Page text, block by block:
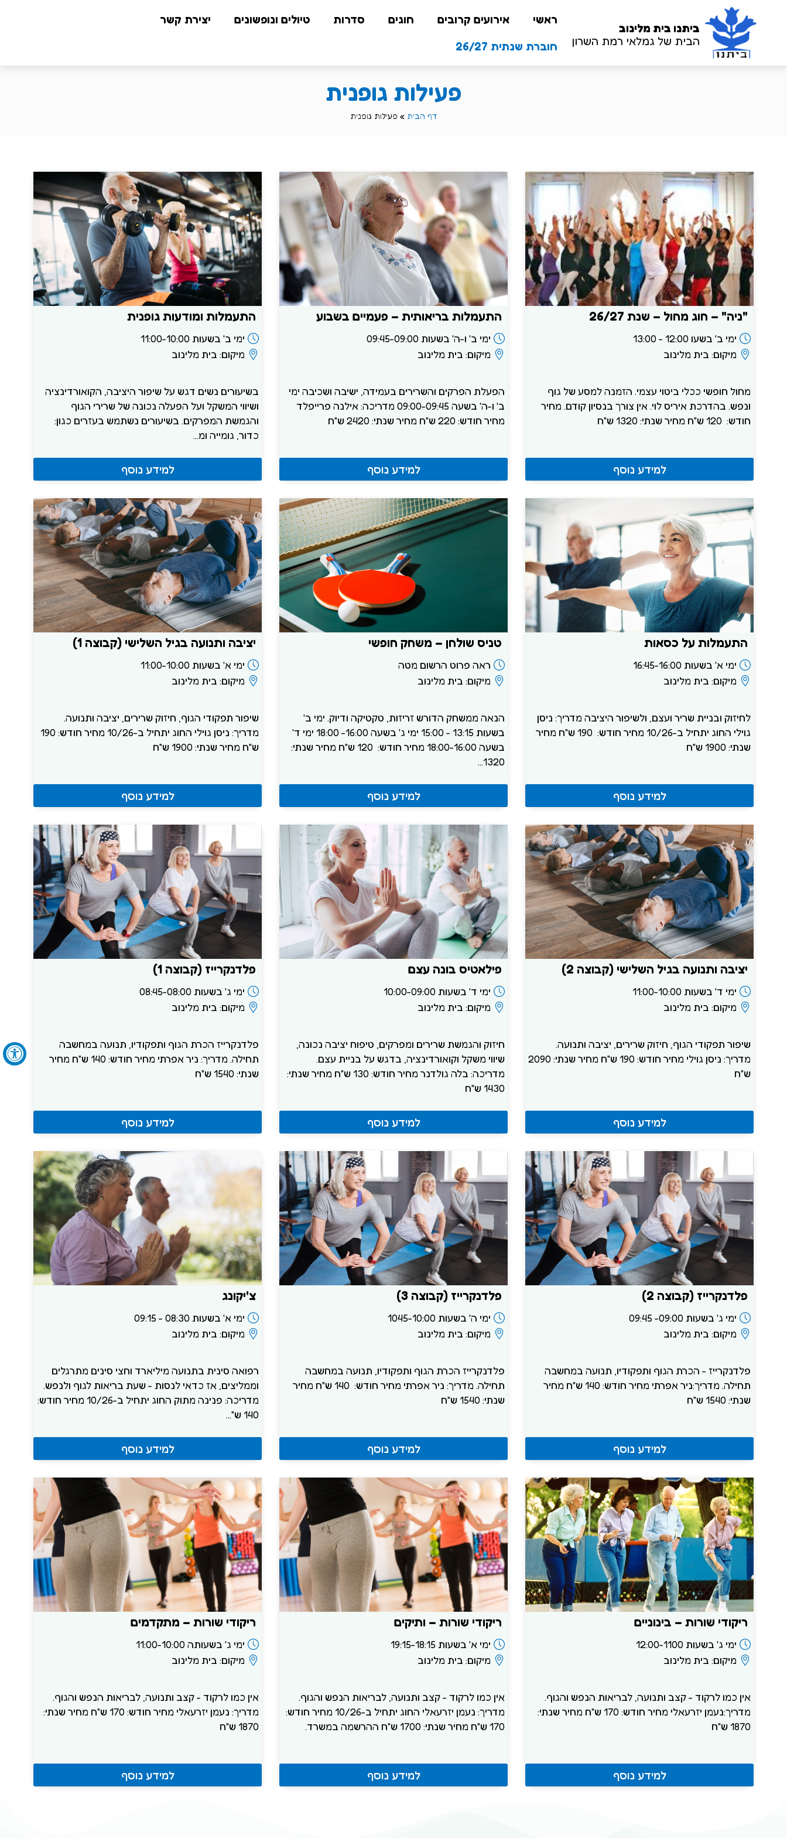
ביתנו בית מלינוב
הבית של גמלאי רמת השרון
ראשי אירועים קרובים חוגים סדרות טיולים ונופשונים
יצירת קשר
חוברת שנתית 26/27
פעילות גופנית
דף הבית » פעילות גופנית
"ניה" – חוג מחול – שנת 26/27
ימי ב' בשעו 12:00 - 13:00
מיקום: בית מלינוב
מחול חופשי ככלי ביטוי עצמי. הזמנה למסע של גוף
ונפש. בהדרכת איריס לוי. אין צורך בנסיון קודם. מחיר
חודש: 120 ש"ח מחיר שנתי: 1320 ש"ח
למידע נוסף
התעמלות בריאותית – פעמיים בשבוע
ימי ב' ו-ה' בשעות 09:45-09:00
מיקום: בית מלינוב
הפעלת הפרקים והשרירים בעמידה, ישיבה ושכיבה ימי
ב' ו-ה' בשעה 09:00-09:45 מדריכה: אילנה פרייפלד
מחיר חודש: 220 ש"ח מחיר שנתי: 2420 ש"ח
למידע נוסף
התעמלות ומודעות גופנית
ימי ב' בשעות 11:00-10:00
מיקום: בית מלינוב
בשיעורים נשים דגש על שיפור היציבה, הקואורדינציה
ושיווי המשקל ועל הפעלה נכונה של שרירי הגוף
והגמשת המפרקים. בשיעורים נשתמש בעזרים כגון:
כדור, גומייה ומ...
למידע נוסף
התעמלות על כסאות
ימי א' בשעות 16:45-16:00
מיקום: בית מלינוב
לחיזוק ובניית שריר ועצם, ולשיפור היציבה מדריך: ניסן
גוילי החוג יתחיל ב-10/26 מחיר חודש: 190 ש"ח מחיר
שנתי: 1900 ש"ח
למידע נוסף
טניס שולחן – משחק חופשי
ראה פרוט הרשום מטה
מיקום: בית מלינוב
הנאה ממשחק הדורש זריזות, טקטיקה ודיוק. ימי ב'
בשעות 13:15 - 15:00 ימי ג' בשעה 16:00- 18:00 ימי ד'
בשעה 18:00-16:00 מחיר חודש: 120 ש"ח מחיר שנתי:
1320...
למידע נוסף
יציבה ותנועה בגיל השלישי (קבוצה 1)
ימי א' בשעות 11:00-10:00
מיקום: בית מלינוב
שיפור תפקודי הגוף, חיזוק שרירים, יציבה ותנועה.
מדריך: ניסן גוילי החוג יתחיל ב-10/26 מחיר חודש: 190
ש"ח מחיר שנתי: 1900 ש"ח
למידע נוסף
יציבה ותנועה בגיל השלישי (קבוצה 2)
ימי ד' בשעות 11:00-10:00
מיקום: בית מלינוב
שיפור תפקודי הגוף, חיזוק שרירים, יציבה ותנועה.
מדריך: ניסן גוילי מחיר חודש: 190 ש"ח מחיר שנתי: 2090
ש"ח
למידע נוסף
פילאטיס בונה עצם
ימי ד' בשעות 10:00-09:00
מיקום: בית מלינוב
חיזוק והגמשת שרירים ומפרקים, טיפוח יציבה נכונה,
שיווי משקל וקואורדינציה, בדגש על בניית עצם.
מדריכה: בלה גולדנר מחיר חודש: 130 ש"ח מחיר שנתי:
1430 ש"ח
למידע נוסף
פלדנקרייז (קבוצה 1)
ימי ג' בשעות 08:45-08:00
מיקום: בית מלינוב
פלדנקרייז הכרת הגוף ותפקודיו, תנועה במחשבה
תחילה. מדריך: ניר אפרתי מחיר חודש: 140 ש"ח מחיר
שנתי: 1540 ש"ח
למידע נוסף
פלדנקרייז (קבוצה 2)
ימי ג' בשעות 09:00- 09:45
מיקום: בית מלינוב
פלדנקרייז - הכרת הגוף ותפקודיו, תנועה במחשבה
תחילה. מדריך:ניר אפרתי מחיר חודש: 140 ש"ח מחיר
שנתי: 1540 ש"ח
למידע נוסף
פלדנקרייז (קבוצה 3)
ימי ה' בשעות 1045-10:00
מיקום: בית מלינוב
פלדנקרייז הכרת הגוף ותפקודיו, תנועה במחשבה
תחילה. מדריך: ניר אפרתי מחיר חודש: 140 ש"ח מחיר
שנתי: 1540 ש"ח
למידע נוסף
צ'יקונג
ימי א' בשעות 08:30 - 09:15
מיקום: בית מלינוב
רפואה סינית בתנועה מיליארד וחצי סינים מתרגלים
וממליצים, אז כדאי לנסות - שעת בריאות לגוף ולנפש.
מדריכה: פנינה מתוק החוג יתחיל ב-10/26 מחיר חודש:
140 ש"...
למידע נוסף
ריקודי שורות – בינוניים
ימי ג' בשעות 12:00-1100
מיקום: בית מלינוב
אין כמו לרקוד - קצב ותנועה, לבריאות הנפש והגוף.
מדריך:נעמן יזרעאלי מחיר חודש: 170 ש"ח מחיר שנתי:
1870 ש"ח
למידע נוסף
ריקודי שורות – ותיקים
ימי א' בשעות 19:15-18:15
מיקום: בית מלינוב
אין כמו לרקוד - קצב ותנועה, לבריאות הנפש והגוף.
מדריך: נעמן יזרעאלי החוג יתחיל ב-10/26 מחיר חודש:
170 ש"ח מחיר שנתי: 1700 ש"ח ההרשמה במשרד.
למידע נוסף
ריקודי שורות – מתקדמים
ימי ג' בשעותה 11:00-10:00
מיקום: בית מלינוב
אין כמו לרקוד - קצב ותנועה, לבריאות הנפש והגוף.
מדריך: נעמן יזרעאלי מחיר חודש: 170 ש"ח מחיר שנתי:
1870 ש"ח
למידע נוסף